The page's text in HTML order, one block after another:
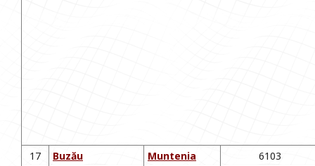
17 Buzău Muntenia
6103